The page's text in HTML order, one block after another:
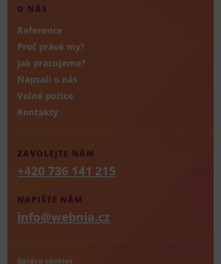
O NÁS
Reference
Proč právě my?
Jak pracujeme?
Napsali o nás
Volné pozice
Kontakty
NAPIŠTE NÁM
info@webnia.cz
ZAVOLEJTE NÁM
+420 736 141 215
Správa cookies